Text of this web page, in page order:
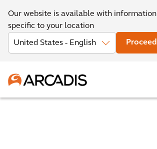
Our website is available with information
specific to your location
Proceed